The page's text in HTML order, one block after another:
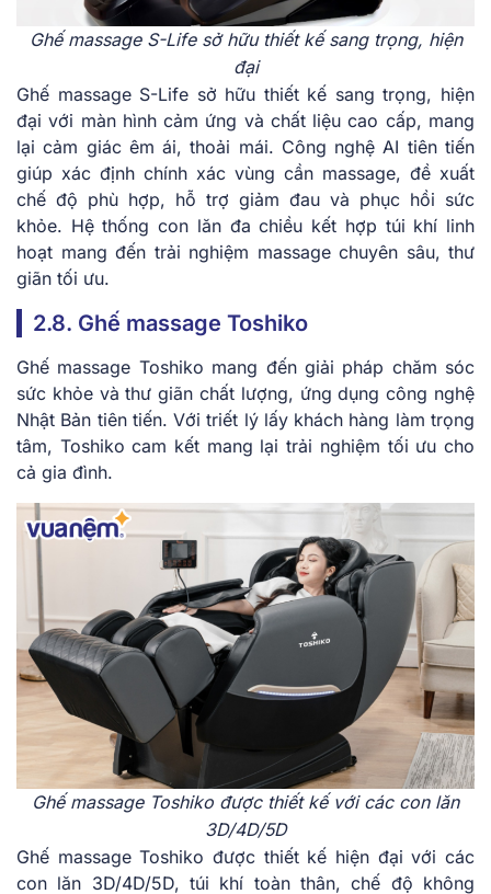
Ghế massage S-Life sở hữu thiết kế sang trọng, hiện
đại
Ghế massage S-Life sở hữu thiết kế sang trọng, hiện
đại với màn hình cảm ứng và chất liệu cao cấp, mang
lại cảm giác êm ái, thoải mái. Công nghệ AI tiên tiến
giúp xác định chính xác vùng cần massage, đề xuất
chế độ phù hợp, hỗ trợ giảm đau và phục hồi sức
khỏe. Hệ thống con lăn đa chiều kết hợp túi khí linh
hoạt mang đến trải nghiệm massage chuyên sâu, thư
giãn tối ưu.
2.8. Ghế massage Toshiko
Ghế massage Toshiko mang đến giải pháp chăm sóc
sức khỏe và thư giãn chất lượng, ứng dụng công nghệ
Nhật Bản tiên tiến. Với triết lý lấy khách hàng làm trọng
tâm, Toshiko cam kết mang lại trải nghiệm tối ưu cho
cả gia đình.
Ghế massage Toshiko được thiết kế với các con lăn
3D/4D/5D
Ghế massage Toshiko được thiết kế hiện đại với các
con lăn 3D/4D/5D, túi khí toàn thân, chế độ không